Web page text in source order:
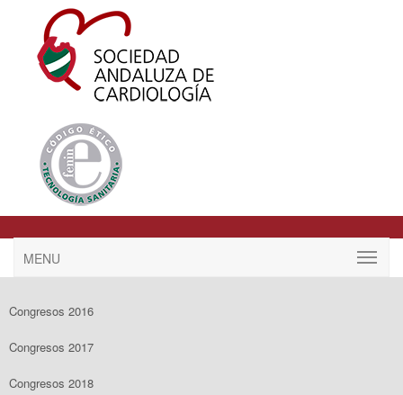
MENU
Congresos 2016
Congresos 2017
Congresos 2018